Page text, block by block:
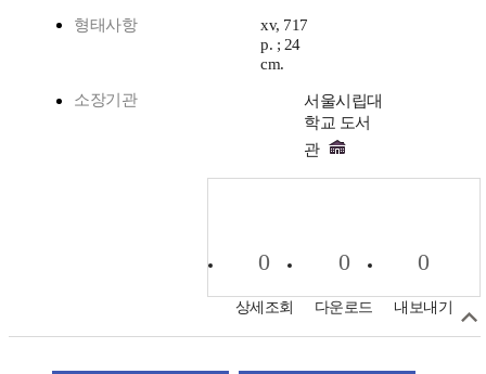
형태사항
xv, 717
p. ; 24
cm.
소장기관
서울시립대
학교 도서
관
0
상세조회
0
다운로드
0
내보내기